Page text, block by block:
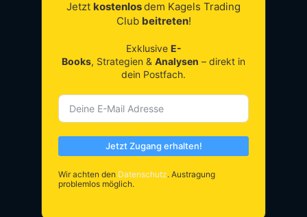
Jetzt kostenlosdem Kagels Trading
Club beitreten!
Exklusive E-
Books, Strategien & Analysen – direkt in
dein Postfach.
Jetzt Zugang erhalten!
Wir achten den Datenschutz. Austragung
problemlos möglich.